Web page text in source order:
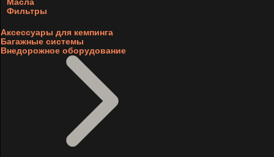
Фильтры
Аксессуары для кемпинга
Багажные системы
Внедорожное оборудование